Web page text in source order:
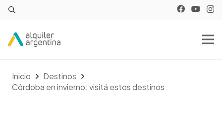
Inicio
Destinos
Córdoba en invierno: visitá estos destinos